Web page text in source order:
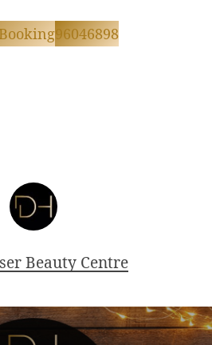
96046898
Beauty Centre